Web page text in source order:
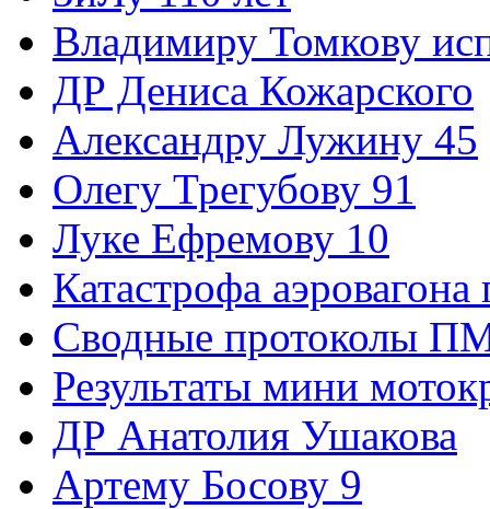
Владимиру Томкову
ДР Дениса Кожарского
Александру Лужину 45
Олегу Трегубову 91
Луке Ефремову 10
Катастрофа
Сводные протоколы
Результаты мини
ДР Анатолия Ушакова
Артему Босову 9